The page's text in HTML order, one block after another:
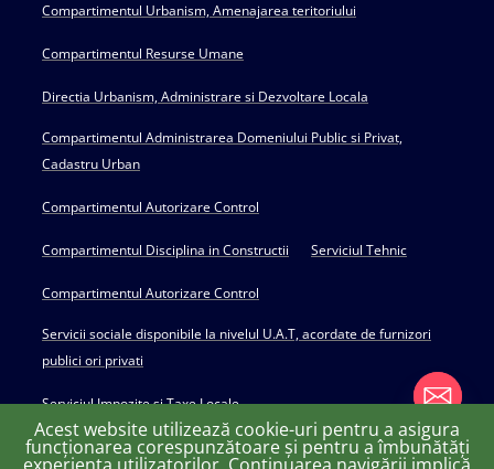
Compartimentul Urbanism, Amenajarea teritoriului
Compartimentul Resurse Umane
Directia Urbanism, Administrare si Dezvoltare Locala
Compartimentul Administrarea Domeniului Public si Privat,
Cadastru Urban
Compartimentul Autorizare Control
Compartimentul Disciplina in Constructii Serviciul Tehnic
Compartimentul Autorizare Control
Servicii sociale disponibile la nivelul U.A.T, acordate de furnizori
publici ori privati
Serviciul Impozite si Taxe Locale
Acest website utilizează cookie-uri pentru a asigura
funcționarea corespunzătoare și pentru a îmbunătăți